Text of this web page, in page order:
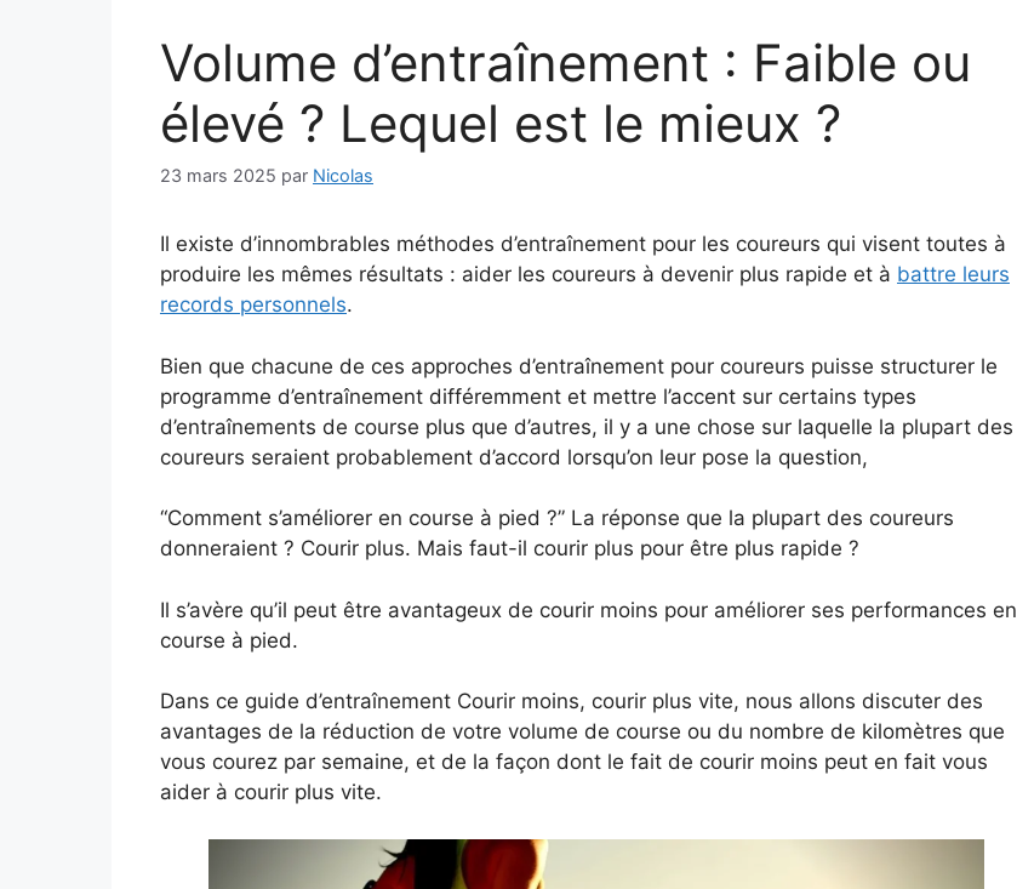
Volume d’entraînement : Faible ou
élevé ? Lequel est le mieux ?
23 mars 2025 par Nicolas
Il existe d’innombrables méthodes d’entraînement pour les coureurs qui visent toutes à
produire les mêmes résultats : aider les coureurs à devenir plus rapide et à battre leurs
records personnels.
Bien que chacune de ces approches d’entraînement pour coureurs puisse structurer le
programme d’entraînement différemment et mettre l’accent sur certains types
d’entraînements de course plus que d’autres, il y a une chose sur laquelle la plupart des
coureurs seraient probablement d’accord lorsqu’on leur pose la question,
“Comment s’améliorer en course à pied ?” La réponse que la plupart des coureurs
donneraient ? Courir plus. Mais faut-il courir plus pour être plus rapide ?
Il s’avère qu’il peut être avantageux de courir moins pour améliorer ses performances en
course à pied.
Dans ce guide d’entraînement Courir moins, courir plus vite, nous allons discuter des
avantages de la réduction de votre volume de course ou du nombre de kilomètres que
vous courez par semaine, et de la façon dont le fait de courir moins peut en fait vous
aider à courir plus vite.